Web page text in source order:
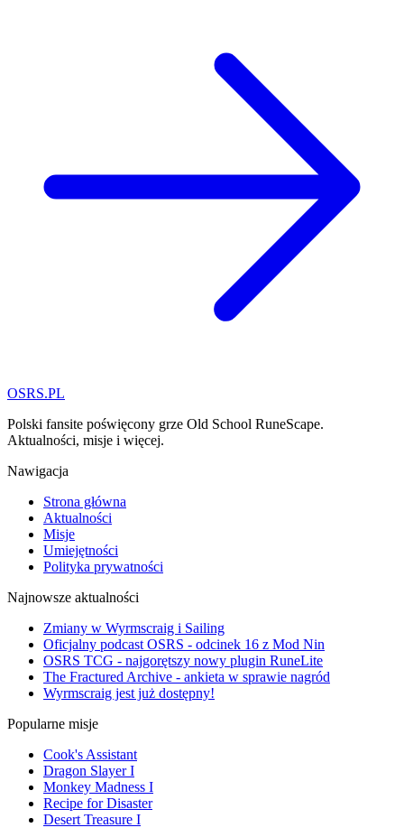
OSRS.PL
Polski fansite poświęcony grze Old School RuneScape.
Aktualności, misje i więcej.
Nawigacja
Strona główna
Aktualności
Misje
Umiejętności
Polityka prywatności
Najnowsze aktualności
Zmiany w Wyrmscraig i Sailing
Oficjalny podcast OSRS - odcinek 16 z Mod Nin
OSRS TCG - najgorętszy nowy plugin RuneLite
The Fractured Archive - ankieta w sprawie nagród
Wyrmscraig jest już dostępny!
Popularne misje
Cook's Assistant
Dragon Slayer I
Monkey Madness I
Recipe for Disaster
Desert Treasure I